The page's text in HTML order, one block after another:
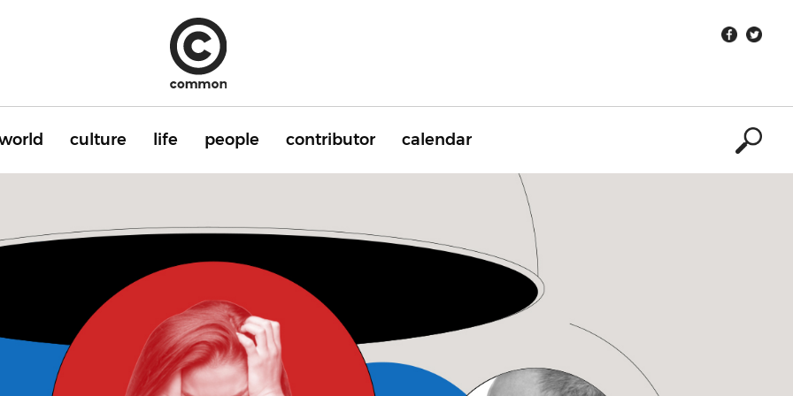
culture life people contributor calendar